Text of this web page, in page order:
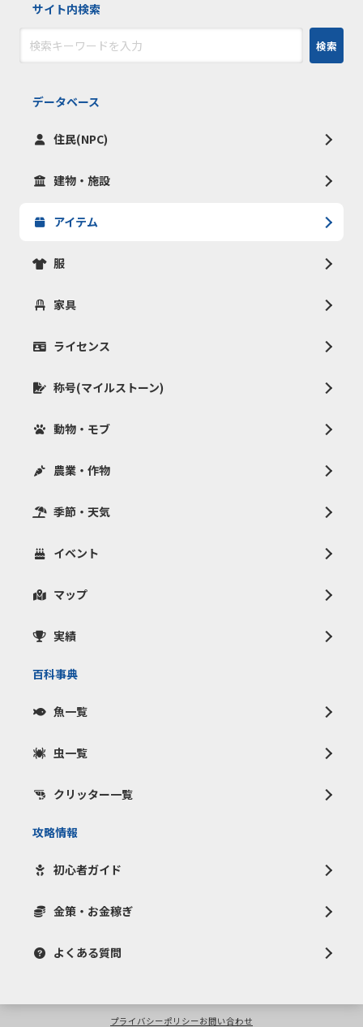
サイト内検索
検索
データベース
住民(NPC)
建物・施設
アイテム
服
家具
ライセンス
称号(マイルストーン)
動物・モブ
農業・作物
季節・天気
イベント
マップ
実績
百科事典
魚一覧
虫一覧
クリッター一覧
攻略情報
初心者ガイド
金策・お金稼ぎ
よくある質問
プライバシーポリシーお問い合わせ